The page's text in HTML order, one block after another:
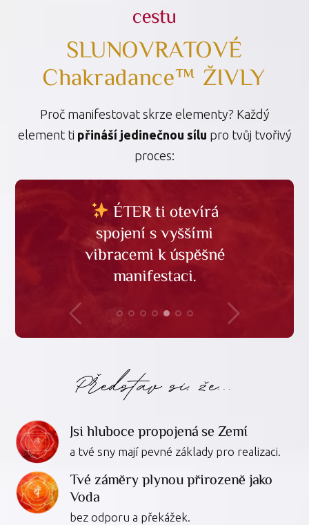
cestu
SLUNOVRATOVÉ
Chakradance™ ŽIVLY
Proč manifestovat skrze elementy? Každý
element ti přináší jedinečnou sílu pro tvůj tvořivý
proces:
ZEMĚ ti dává
stabilitu a zakořenění
tvých záměrů.
VODA jim poskytuje
výživnou vláhu
a přirozené flow.
OHEŇ ti dává energii
a odvahu k akci.
VZDUCH ti pomáhá
rozšiřovat tvé možnosti
a vidět nové cesty.
ÉTER ti otevírá
spojení s vyššími
vibracemi k úspěšné
manifestaci.
SVĚTLO přináší
jasnost a vedení na tvé
cestě.
SPIRIT tě propojuje
s božskou podporou, díky
které nejsi na svůj život
sama.
Představ si, že...
Jsi hluboce propojená se Zemí
a tvé sny mají pevné základy pro realizaci.
Tvé záměry plynou přirozeně jako
Voda
bez odporu a překážek.